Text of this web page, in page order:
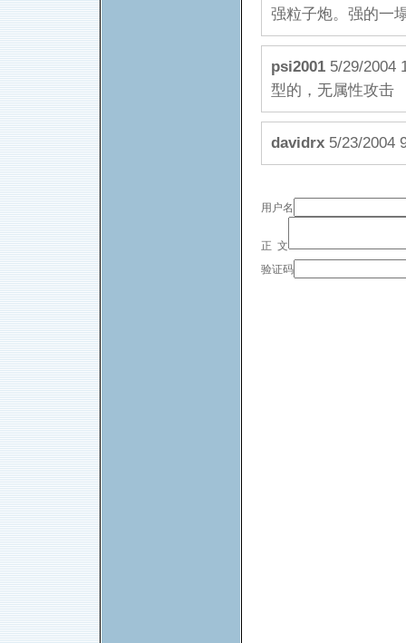
强粒子炮。强的一
psi2001 5/29/2004
型的，无属性攻击
davidrx 5/23/2004
用户名
正 文
验证码